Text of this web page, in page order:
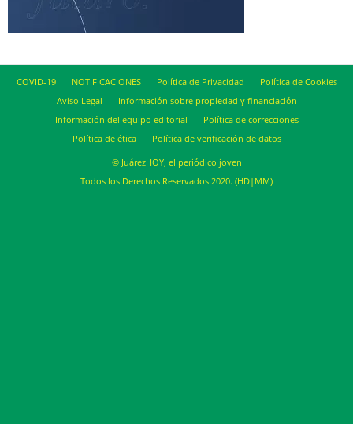
COVID-19 NOTIFICACIONES Política de Privacidad
Política de Cookies
Aviso Legal
Información sobre propiedad y financiación
Información del equipo editorial
Política de correcciones
Política de ética
Política de verificación de datos
© JuárezHOY, el periódico joven
Todos los Derechos Reservados 2020. (HD|MM)